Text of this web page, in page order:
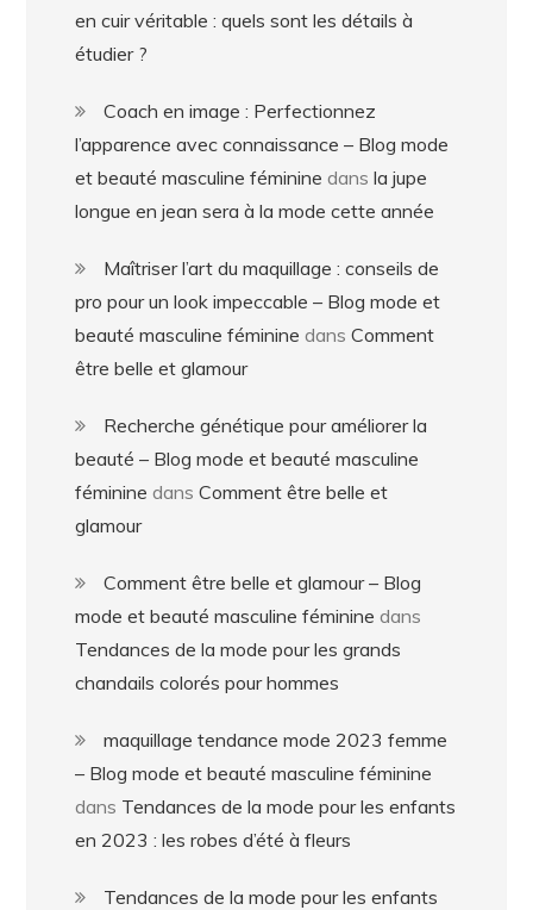
en cuir véritable : quels sont les détails à
étudier ?
Coach en image : Perfectionnez
l’apparence avec connaissance – Blog mode
et beauté masculine féminine dansla jupe
longue en jean sera à la mode cette année
Maîtriser l’art du maquillage : conseils de
pro pour un look impeccable – Blog mode et
beauté masculine féminine dansComment
être belle et glamour
Recherche génétique pour améliorer la
beauté – Blog mode et beauté masculine
féminine dansComment être belle et
glamour
Comment être belle et glamour – Blog
mode et beauté masculine féminine dans
Tendances de la mode pour les grands
chandails colorés pour hommes
maquillage tendance mode 2023 femme
– Blog mode et beauté masculine féminine
dans Tendances de la mode pour les enfants
en 2023 : les robes d’été à fleurs
Tendances de la mode pour les enfants